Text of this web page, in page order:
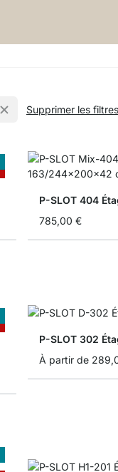
Supprimer les filtres
P-SLOT 404
785,00 €
P-SLOT 302
À partir de